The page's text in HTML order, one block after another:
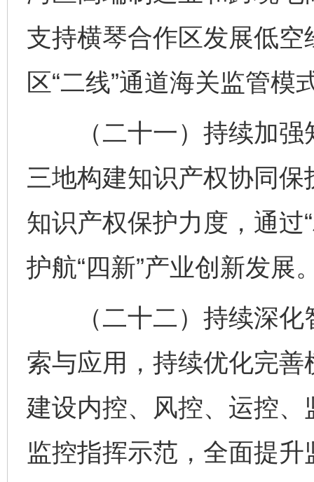
支持横琴合作区发展低
区“二线”通道海关监管模
（二十一）持续加强
三地构建知识产权协同
知识产权保护力度，通过
护航“四新”产业创新发展
（二十二）持续深化
索与应用，持续优化完
建设内控、风控、运控、
监控指挥示范，全面提